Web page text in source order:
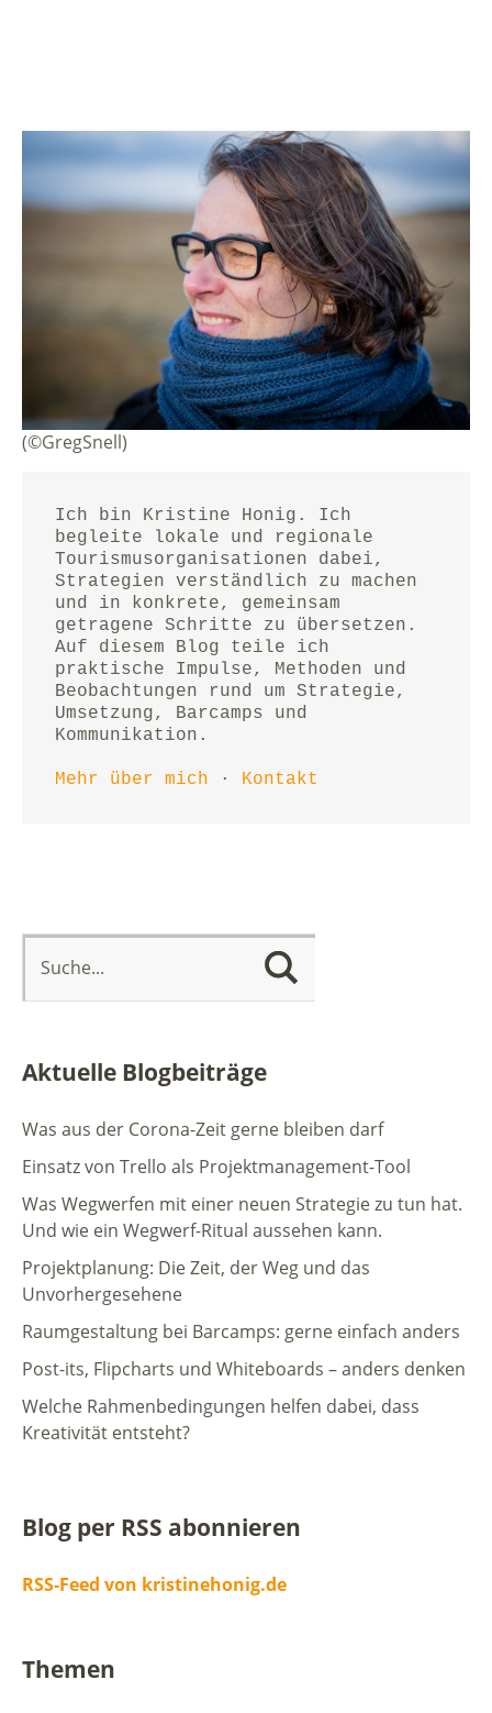
(©GregSnell)
Ich bin Kristine Honig. Ich
begleite lokale und regionale
Tourismusorganisationen dabei,
Strategien verständlich zu machen
und in konkrete, gemeinsam
getragene Schritte zu übersetzen.
Auf diesem Blog teile ich
praktische Impulse, Methoden und
Beobachtungen rund um Strategie,
Umsetzung, Barcamps und
Kommunikation.
Mehr über mich · Kontakt
Aktuelle Blogbeiträge
Was aus der Corona-Zeit gerne bleiben darf
Einsatz von Trello als Projektmanagement-Tool
Was Wegwerfen mit einer neuen Strategie zu tun hat.
Und wie ein Wegwerf-Ritual aussehen kann.
Projektplanung: Die Zeit, der Weg und das
Unvorhergesehene
Raumgestaltung bei Barcamps: gerne einfach anders
Post-its, Flipcharts und Whiteboards – anders denken
Welche Rahmenbedingungen helfen dabei, dass
Kreativität entsteht?
Blog per RSS abonnieren
RSS-Feed von kristinehonig.de
Themen